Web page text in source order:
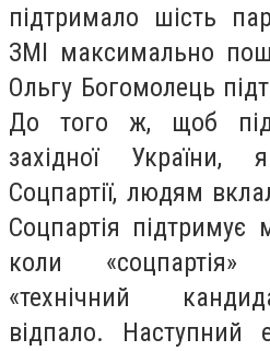
підтримало шість
ЗМІ максимально
Ольгу Богомолець
До того ж, щоб
західної України,
Соцпартії, людям
Соцпартія
коли
«технічний
відпало.